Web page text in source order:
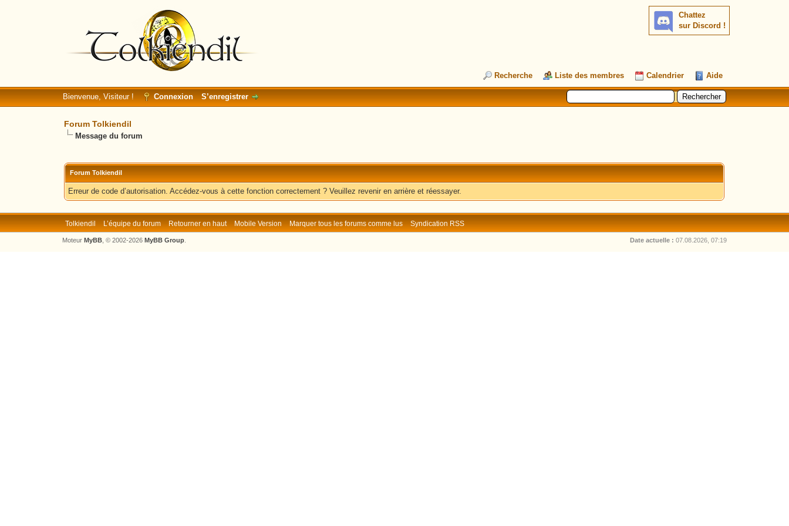
Chattez
sur Discord !
Recherche Liste des membres Calendrier Aide
Bienvenue, Visiteur ! Connexion S’enregistrer
Forum Tolkiendil
Message du forum
Forum Tolkiendil
Erreur de code d’autorisation. Accédez-vous à cette fonction correctement ? Veuillez revenir en arrière et réessayer.
Tolkiendil L’équipe du forum Retourner en haut Mobile Version Marquer tous les forums comme lus Syndication RSS
Date actuelle : 07.08.2026, 07:19
Moteur MyBB, © 2002-2026 MyBB Group.